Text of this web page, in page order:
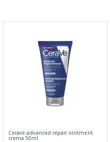
Cerave advanced repair ointment
crema 50ml